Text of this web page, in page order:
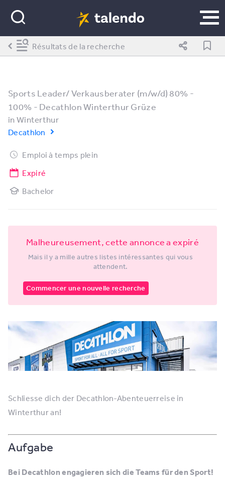
Sports Leader/ Verkausberater (m/w/d) 80% -
100% - Decathlon Winterthur Grüze
inWinterthur
Decathlon
Emploi à temps plein
Expiré
Bachelor
Malheureusement, cette annonce a expiré
Mais il y a mille autres listes intéressantes qui vous
attendent.
Commencer une nouvelle recherche
Schliesse dich der Decathlon-Abenteuerreise in
Winterthur an!
Aufgabe
Bei Decathlon engagieren sich die Teams für den Sport!
Résultats de la recherche